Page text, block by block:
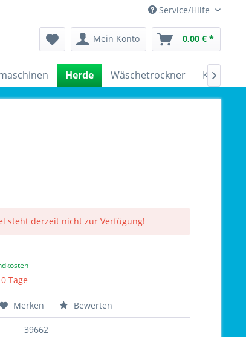
Service/Hilfe
Mein Konto 0,00 € *
Herde Wäschetrockner 
steht derzeit nicht zur Verfügung!
Tage
Merken Bewerten
39662